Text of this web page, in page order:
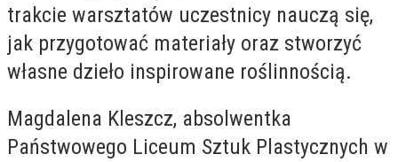
trakcie warsztatów uczestnicy nauczą się,
jak przygotować materiały oraz stworzyć
własne dzieło inspirowane roślinnością.
Magdalena Kleszcz, absolwentka
Państwowego Liceum Sztuk Plastycznych w